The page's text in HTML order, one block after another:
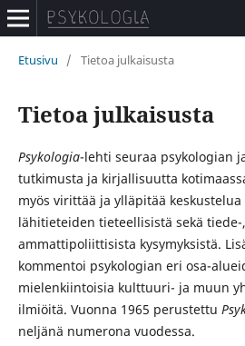
Etusivu / Tietoa julkaisusta
Tietoa julkaisusta
Psykologia-lehti seuraa psykologian
tutkimusta ja kirjallisuutta
myös virittää ja ylläpitää
lähitieteiden tieteellisistä sekä
ammattipoliittisista kysymyksistä.
kommentoi psykologian eri osa-
mielenkiintoisia kulttuuri- ja muun
ilmiöitä. Vuonna 1965 perustettu
neljänä numerona vuodessa.